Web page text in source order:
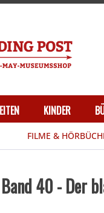
KINDER
FILME &
40 - Der